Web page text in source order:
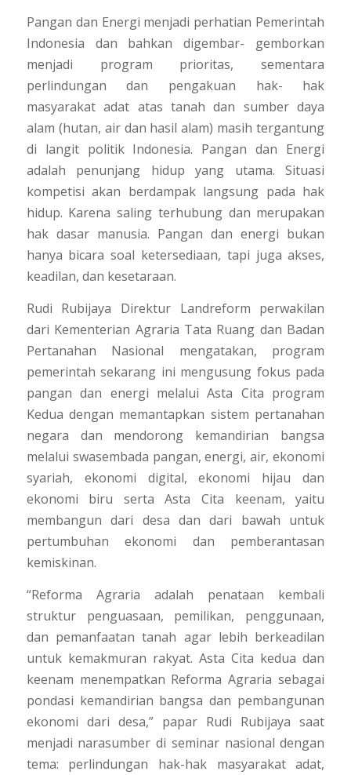
Pangan dan Energi menjadi perhatian Pemerintah
Indonesia dan bahkan digembar- gemborkan
menjadi program prioritas, sementara
perlindungan dan pengakuan hak- hak
masyarakat adat atas tanah dan sumber daya
alam (hutan, air dan hasil alam) masih tergantung
di langit politik Indonesia. Pangan dan Energi
adalah penunjang hidup yang utama. Situasi
kompetisi akan berdampak langsung pada hak
hidup. Karena saling terhubung dan merupakan
hak dasar manusia. Pangan dan energi bukan
hanya bicara soal ketersediaan, tapi juga akses,
keadilan, dan kesetaraan.
Rudi Rubijaya Direktur Landreform perwakilan
dari Kementerian Agraria Tata Ruang dan Badan
Pertanahan Nasional mengatakan, program
pemerintah sekarang ini mengusung fokus pada
pangan dan energi melalui Asta Cita program
Kedua dengan memantapkan sistem pertanahan
negara dan mendorong kemandirian bangsa
melalui swasembada pangan, energi, air, ekonomi
syariah, ekonomi digital, ekonomi hijau dan
ekonomi biru serta Asta Cita keenam, yaitu
membangun dari desa dan dari bawah untuk
pertumbuhan ekonomi dan pemberantasan
kemiskinan.
“Reforma Agraria adalah penataan kembali
struktur penguasaan, pemilikan, penggunaan,
dan pemanfaatan tanah agar lebih berkeadilan
untuk kemakmuran rakyat. Asta Cita kedua dan
keenam menempatkan Reforma Agraria sebagai
pondasi kemandirian bangsa dan pembangunan
ekonomi dari desa,” papar Rudi Rubijaya saat
menjadi narasumber di seminar nasional dengan
tema: perlindungan hak-hak masyarakat adat,